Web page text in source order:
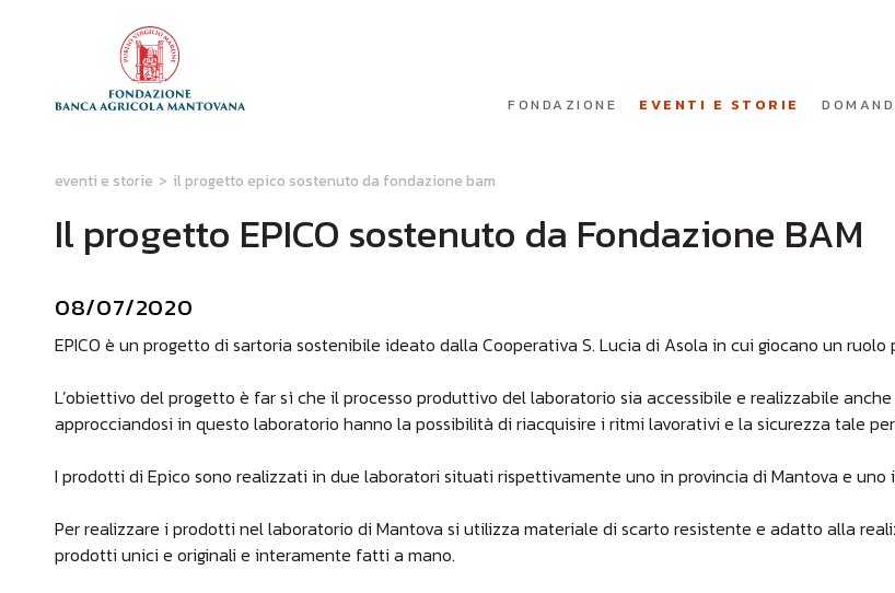
FONDAZIONE EVENTI E STORIE
eventi e storie > il progetto epico sostenuto da fondazione bam
Il progetto EPICO sostenuto da Fondazione BAM
08/07/2020
EPICO è un progetto di sartoria sostenibile ideato dalla Cooperativa S. Lucia di Asola in cui giocano un
L’obiettivo del progetto è far sì che il processo produttivo del laboratorio sia accessibile e realizzabile
approcciandosi in questo laboratorio hanno la possibilità di riacquisire i ritmi lavorativi e la sicurezza tale
I prodotti di Epico sono realizzati in due laboratori situati rispettivamente uno in provincia di Mantova e uno
Per realizzare i prodotti nel laboratorio di Mantova si utilizza materiale di scarto resistente e adatto alla
prodotti unici e originali e interamente fatti a mano.